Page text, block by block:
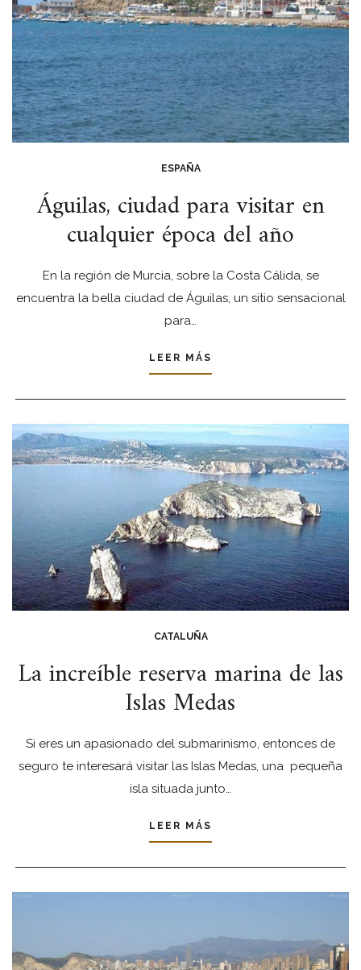
ESPAÑA
Águilas, ciudad para visitar en
cualquier época del año
En la región de Murcia, sobre la Costa Cálida, se
encuentra la bella ciudad de Águilas, un sitio sensacional
para…
LEER MÁS
CATALUÑA
La increíble reserva marina de las
Islas Medas
Si eres un apasionado del submarinismo, entonces de
seguro te interesará visitar las Islas Medas, una pequeña
isla situada junto…
LEER MÁS